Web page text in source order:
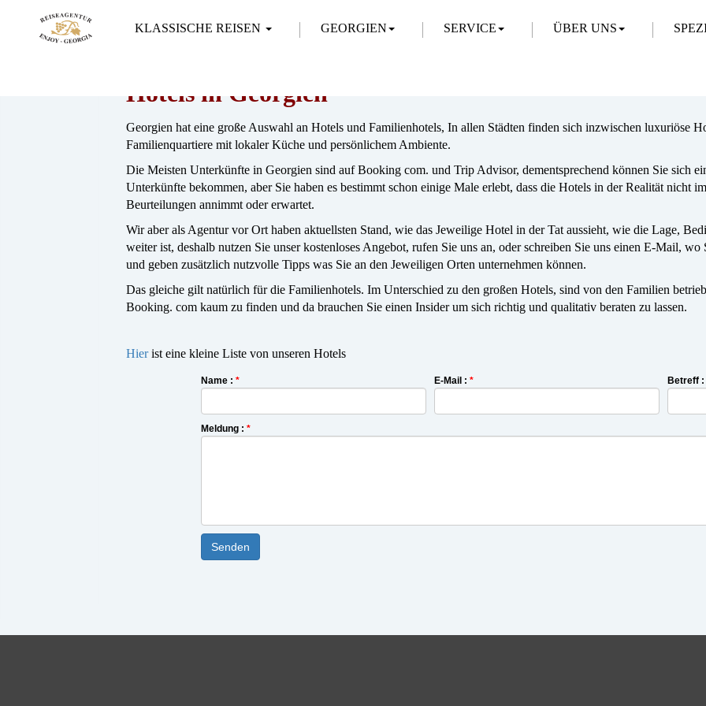
KLASSISCHE REISEN GEORGIEN SERVICE ÜBER UNS
Hotels in Georgien
Georgien hat eine große Auswahl an Hotels und Familienhotels, In allen Städten finden sich inzwischen luxuriöse
Familienquartiere mit lokaler Küche und persönlichem Ambiente.
Die Meisten Unterkünfte in Georgien sind auf Booking com. und Trip Advisor, dementsprechend können Sie sich
Unterkünfte bekommen, aber Sie haben es bestimmt schon einige Male erlebt, dass die Hotels in der Realität nicht
Beurteilungen annimmt oder erwartet.
Wir aber als Agentur vor Ort haben aktuellsten Stand, wie das Jeweilige Hotel in der Tat aussieht, wie die Lage,
weiter ist, deshalb nutzen Sie unser kostenloses Angebot, rufen Sie uns an, oder schreiben Sie uns einen E-Mail,
und geben zusätzlich nutzvolle Tipps was Sie an den Jeweiligen Orten unternehmen können.
Das gleiche gilt natürlich für die Familienhotels. Im Unterschied zu den großen Hotels, sind von den Familien
Booking. com kaum zu finden und da brauchen Sie einen Insider um sich richtig und qualitativ beraten zu lassen.
Hierist eine kleine Liste von unseren Hotels
Name : * E-Mail : * Betreff :
Meldung : *